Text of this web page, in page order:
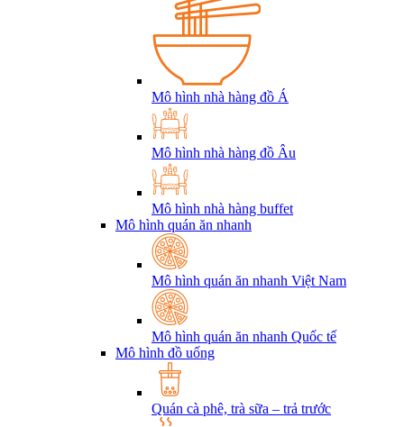
Mô hình nhà hàng đồ Á
Mô hình nhà hàng đồ Âu
Mô hình nhà hàng buffet
Mô hình quán ăn nhanh
Mô hình quán ăn nhanh Việt Nam
Mô hình quán ăn nhanh Quốc tế
Mô hình đồ uống
Quán cà phê, trà sữa – trả trước